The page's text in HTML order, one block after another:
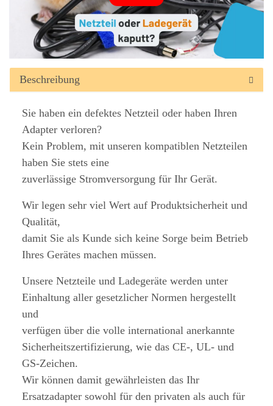
Beschreibung
Sie haben ein defektes Netzteil oder haben Ihren
Adapter verloren?
Kein Problem, mit unseren kompatiblen Netzteilen
haben Sie stets eine
zuverlässige Stromversorgung für Ihr Gerät.
Wir legen sehr viel Wert auf Produktsicherheit und
Qualität,
damit Sie als Kunde sich keine Sorge beim Betrieb
Ihres Gerätes machen müssen.
Unsere Netzteile und Ladegeräte werden unter
Einhaltung aller gesetzlicher Normen hergestellt
und
verfügen über die volle international anerkannte
Sicherheitszertifizierung, wie das CE-, UL- und
GS-Zeichen.
Wir können damit gewährleisten das Ihr
Ersatzadapter sowohl für den privaten als auch für